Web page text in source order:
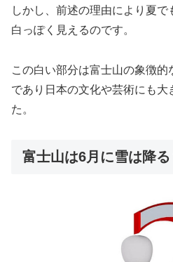
しかし、前述の理由により夏で
白っぽく見えるのです。
この白い部分は富士山の象徴
であり日本の文化や芸術にも大
た。
富士山は6月に雪は降る